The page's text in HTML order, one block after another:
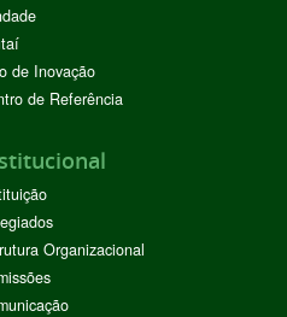
de Inovação
de Referência
Organizacional